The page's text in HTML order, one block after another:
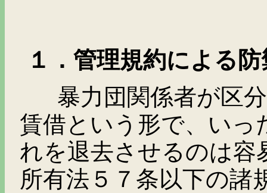
１．管理規約による防
暴力団関係者が区分
賃借という形で、い
れを退去させるのは
所有法５７条以下の諸